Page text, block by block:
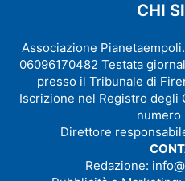
CHI
Associazione
06096170482 Testata
presso il Tribunale di
Iscrizione nel Registro degli
numero
Direttore
Redazione: